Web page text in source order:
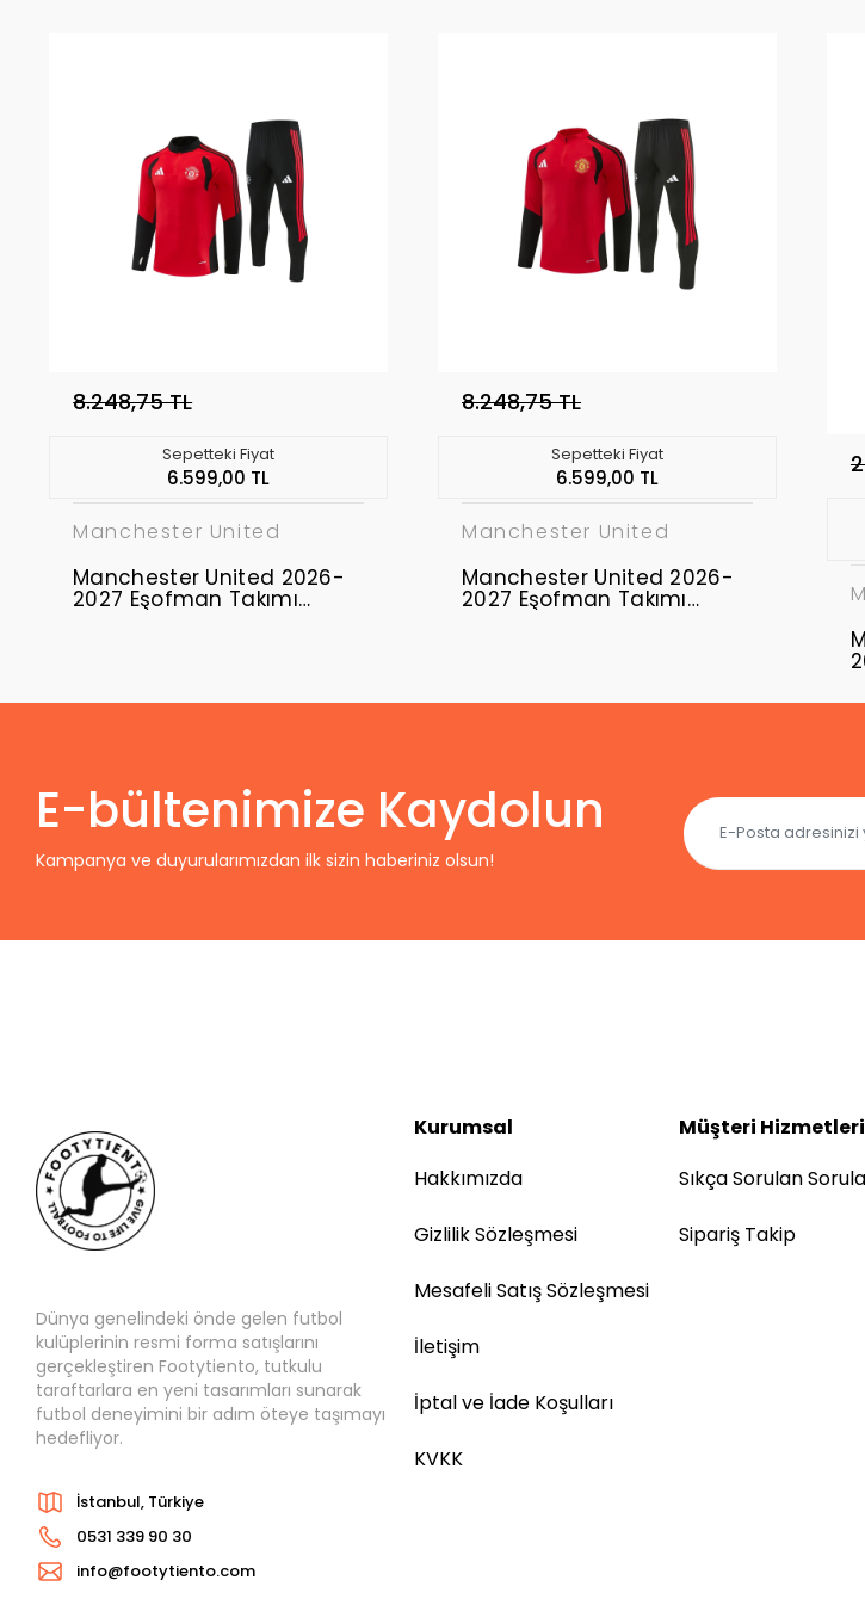
8.248,75 TL
Sepetteki Fiyat
6.599,00 TL
Manchester United
Manchester United 2026-
2027 Eşofman Takımı
8.248,75 TL
Sepetteki Fiyat
6.599,00 TL
Manchester United
Manchester United 2026-
2027 Eşofman Takımı
E-bültenimize Kaydolun
Kampanya ve duyurularımızdan ilk sizin haberiniz olsun!
Dünya genelindeki önde gelen futbol
kulüplerinin resmi forma satışlarını
gerçekleştiren Footytiento, tutkulu
taraftarlara en yeni tasarımları sunarak
futbol deneyimini bir adım öteye taşımayı
hedefliyor.
İstanbul, Türkiye
0531 339 90 30
info@footytiento.com
Kurumsal
Hakkımızda
Gizlilik Sözleşmesi
Mesafeli Satış Sözleşmesi
İletişim
İptal ve İade Koşulları
KVKK
Müşteri Hizmetleri
Sıkça Sorulan
Sipariş Takip